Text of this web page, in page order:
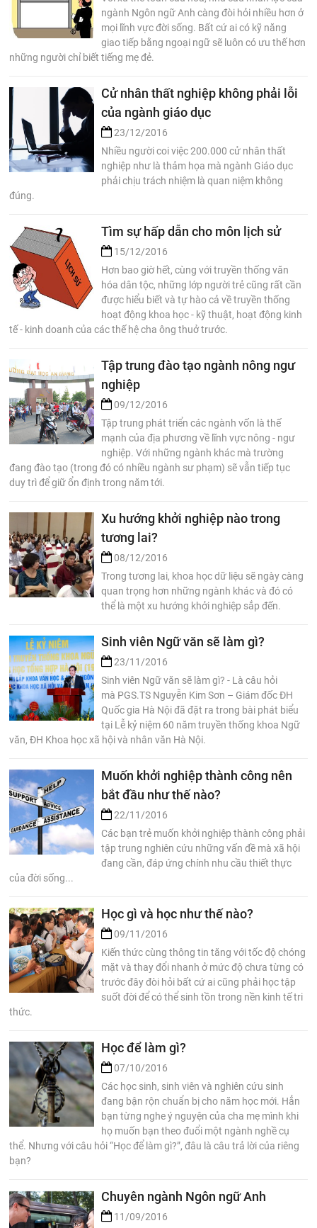
ngành Ngôn ngữ Anh càng đòi hỏi nhiều hơn ở
mọi lĩnh vực đời sống. Bất cứ ai có kỹ năng
giao tiếp bằng ngoại ngữ sẽ luôn có ưu thế hơn
những người chỉ biết tiếng mẹ đẻ.
Cử nhân thất nghiệp không phải lỗi
của ngành giáo dục
23/12/2016
Nhiều người coi việc 200.000 cử nhân thất
nghiệp như là thảm họa mà ngành Giáo dục
phải chịu trách nhiệm là quan niệm không
đúng.
Tìm sự hấp dẫn cho môn lịch sử
15/12/2016
Hơn bao giờ hết, cùng với truyền thống văn
hóa dân tộc, những lớp người trẻ cũng rất cần
được hiểu biết và tự hào cả về truyền thống
hoạt động khoa học - kỹ thuật, hoạt động kinh
tế - kinh doanh của các thế hệ cha ông thuở trước.
Tập trung đào tạo ngành nông ngư
nghiệp
09/12/2016
Tập trung phát triển các ngành vốn là thế
mạnh của địa phương về lĩnh vực nông - ngư
nghiệp. Với những ngành khác mà trường
đang đào tạo (trong đó có nhiều ngành sư phạm) sẽ vẫn tiếp tục
duy trì để giữ ổn định trong năm tới.
Xu hướng khởi nghiệp nào trong
tương lai?
08/12/2016
Trong tương lai, khoa học dữ liệu sẽ ngày càng
quan trọng hơn những ngành khác và đó có
thể là một xu hướng khởi nghiệp sắp đến.
Sinh viên Ngữ văn sẽ làm gì?
23/11/2016
Sinh viên Ngữ văn sẽ làm gì? - Là câu hỏi
mà PGS.TS Nguyễn Kim Sơn – Giám đốc ĐH
Quốc gia Hà Nội đã đặt ra trong bài phát biểu
tại Lễ kỷ niệm 60 năm truyền thống khoa Ngữ
văn, ĐH Khoa học xã hội và nhân văn Hà Nội.
Muốn khởi nghiệp thành công nên
bắt đầu như thế nào?
22/11/2016
Các bạn trẻ muốn khởi nghiệp thành công phải
tập trung nghiên cứu những vấn đề mà xã hội
đang cần, đáp ứng chính nhu cầu thiết thực
của đời sống...
Học gì và học như thế nào?
09/11/2016
Kiến thức cùng thông tin tăng với tốc độ chóng
mặt và thay đổi nhanh ở mức độ chưa từng có
trước đây đòi hỏi bất cứ ai cũng phải học tập
suốt đời để có thể sinh tồn trong nền kinh tế tri
thức.
Học để làm gì?
07/10/2016
Các học sinh, sinh viên và nghiên cứu sinh
đang bận rộn chuẩn bị cho năm học mới. Hẳn
bạn từng nghe ý nguyện của cha mẹ mình khi
họ muốn bạn theo đuổi một ngành nghề cụ
thể. Nhưng với câu hỏi “Học để làm gì?”, đâu là câu trả lời của riêng
bạn?
Chuyên ngành Ngôn ngữ Anh
11/09/2016